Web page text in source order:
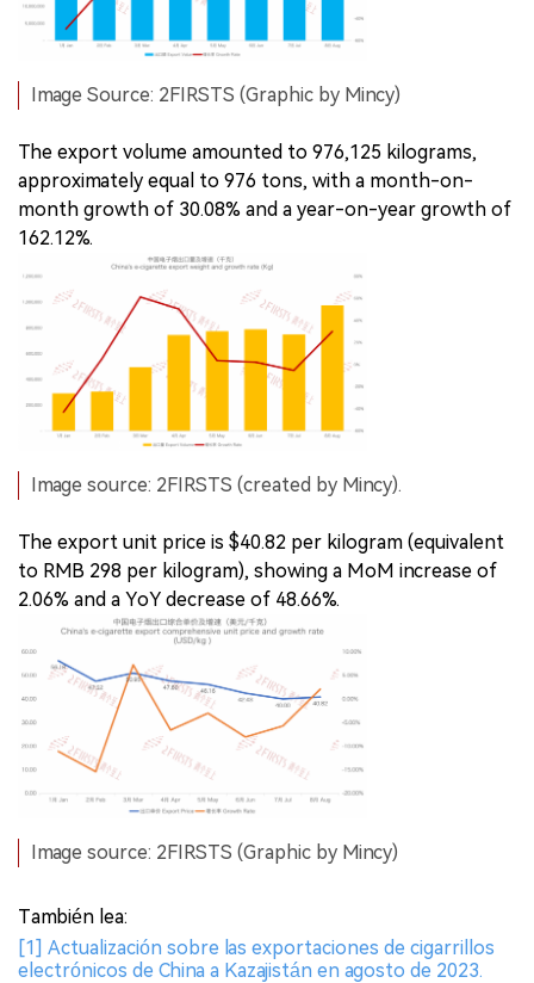
Image Source: 2FIRSTS (Graphic by Mincy)
The export volume amounted to 976,125 kilograms,
approximately equal to 976 tons, with a month-on-
month growth of 30.08% and a year-on-year growth of
162.12%.
Image source: 2FIRSTS (created by Mincy).
The export unit price is $40.82 per kilogram (equivalent
to RMB 298 per kilogram), showing a MoM increase of
2.06% and a YoY decrease of 48.66%.
Image source: 2FIRSTS (Graphic by Mincy)
También lea:
[1] Actualización sobre las exportaciones de cigarrillos
electrónicos de China a Kazajistán en agosto de 2023.